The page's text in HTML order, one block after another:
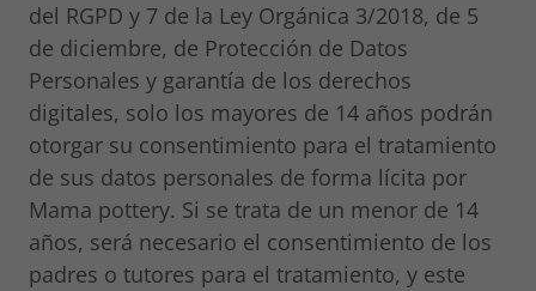
del RGPD y 7 de la Ley Orgánica 3/2018, de 5
de diciembre, de Protección de Datos
Personales y garantía de los derechos
digitales, solo los mayores de 14 años podrán
otorgar su consentimiento para el tratamiento
de sus datos personales de forma lícita por
Mama pottery. Si se trata de un menor de 14
años, será necesario el consentimiento de los
padres o tutores para el tratamiento, y este